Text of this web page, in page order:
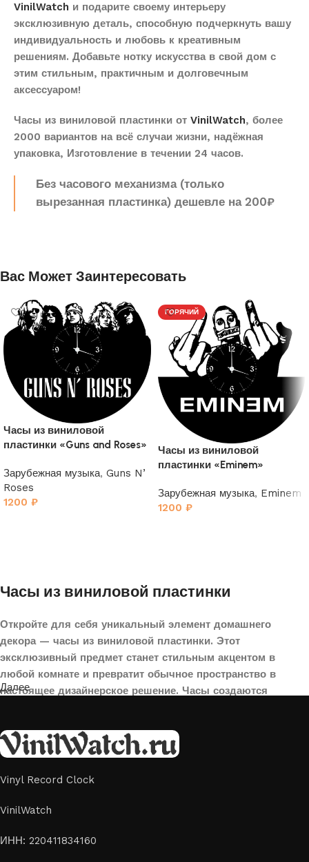
VinilWatch и подарите своему интерьеру
эксклюзивную деталь, способную подчеркнуть вашу
индивидуальность и любовь к креативным
решениям. Добавьте нотку искусства в свой дом с
этим стильным, практичным и долговечным
аксессуаром!
Часы из виниловой пластинки от VinilWatch, более
2000 вариантов на всё случаи жизни, надёжная
упаковка, Изготовление в течении 24 часов.
Без часового механизма (только
вырезанная пластинка) дешевле на 200₽
Вас Может Заинтересовать
Часы из виниловой
пластинки «Guns and Roses»
Зарубежная музыка, Guns N’
Roses
1200 ₽
ГОРЯЧИЙ
Часы из виниловой
пластинки «Eminem»
Зарубежная музыка, Eminem
1200 ₽
Часы из виниловой пластинки
Откройте для себя уникальный элемент домашнего
декора — часы из виниловой пластинки. Этот
эксклюзивный предмет станет стильным акцентом в
любой комнате и превратит обычное пространство в
настоящее дизайнерское решение. Часы создаются
аксессуар идеально подойдет для гостиной, спальни,
офиса или даже для оформления кафе, студии или
творческого пространства.
Картины на стекле и дереве
Лазерная гравировка на стекле или дереве, оригинальный
Далее
Vinyl Record Clock
VinilWatch
ИНН: 220411834160